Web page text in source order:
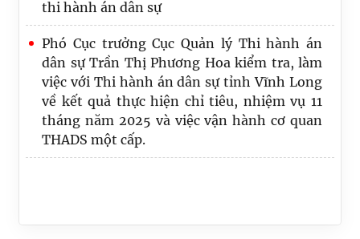
Phó Cục trưởng Cục Quản lý Thi hành án
dân sự Trần Thị Phương Hoa kiểm tra, làm
việc với Thi hành án dân sự tỉnh Vĩnh Long
về kết quả thực hiện chỉ tiêu, nhiệm vụ 11
tháng năm 2025 và việc vận hành cơ quan
THADS một cấp.